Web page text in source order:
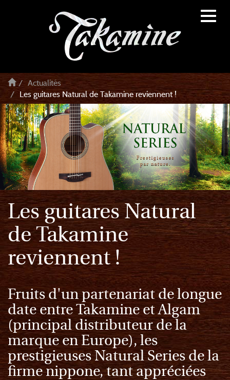
Actualités
Les guitares Natural de Takamine reviennent !
Les guitares Natural
de Takamine
reviennent !
Fruits d'un partenariat de longue
date entre Takamine et Algam
(principal distributeur de la
marque en Europe), les
prestigieuses Natural Series de la
firme nippone, tant appréciées